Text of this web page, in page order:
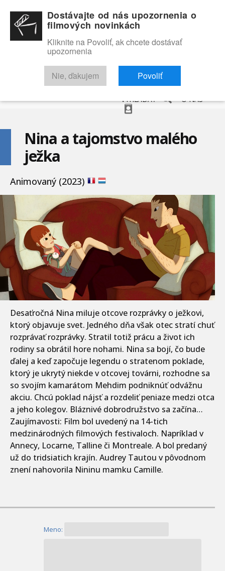
RECENZIE TRAILERY FILMOVÁ DATABÁZA
VYHĽADAŤ O NÁS
Nina a tajomstvo malého
ježka
Animovaný (2023)
Desaťročná Nina miluje otcove rozprávky o ježkovi,
ktorý objavuje svet. Jedného dňa však otec stratí chuť
rozprávať rozprávky. Stratil totiž prácu a život ich
rodiny sa obrátil hore nohami. Nina sa bojí, čo bude
ďalej a keď započuje legendu o stratenom poklade,
ktorý je ukrytý niekde v otcovej továrni, rozhodne sa
so svojím kamarátom Mehdim podniknúť odvážnu
akciu. Chcú poklad nájsť a rozdeliť peniaze medzi otca
a jeho kolegov. Bláznivé dobrodružstvo sa začína…
Zaujímavosti: Film bol uvedený na 14-tich
medzinárodných filmových festivaloch. Napríklad v
Annecy, Locarne, Talline či Montreale. A bol predaný
už do tridsiatich krajín. Audrey Tautou v pôvodnom
znení nahovorila Nininu mamku Camille.
Meno:
Dostávajte od nás upozornenia o
filmových novinkách
Kliknite na Povoliť, ak chcete dostávať
upozornenia
Nie, ďakujem Povoliť